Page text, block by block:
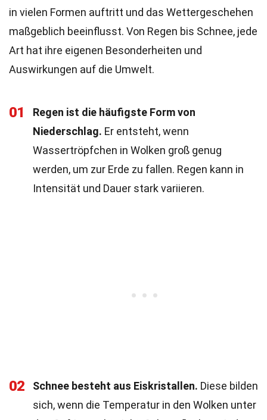
in vielen Formen auftritt und das Wettergeschehen
maßgeblich beeinflusst. Von Regen bis Schnee, jede
Art hat ihre eigenen Besonderheiten und
Auswirkungen auf die Umwelt.
01
Regen ist die häufigste Form von
Niederschlag. Er entsteht, wenn
Wassertröpfchen in Wolken groß genug
werden, um zur Erde zu fallen. Regen kann in
Intensität und Dauer stark variieren.
02 Schnee besteht aus Eiskristallen. Diese bilden
sich, wenn die Temperatur in den Wolken unter